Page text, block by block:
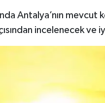
Antalya’nın mevcut
incelenecek